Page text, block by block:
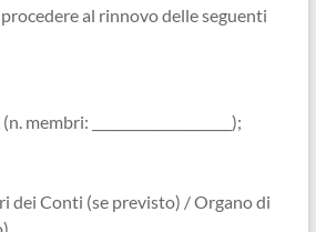
al rinnovo delle seguenti
_____________________);
dei Conti (se previsto) / Organo di